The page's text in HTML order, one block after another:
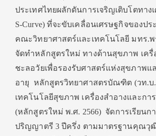
ประเทศไทยผลักดันการเจริญเติบโตทาง
S-Curve) ที่จะขับเคลื่อนเศรษฐกิจของปร
คณะวิทยาศาสตร์และเทคโนโลยี มทร.
จัดทำหลักสูตรใหม่ ทางด้านสุขภาพ เครื่
ชะลอวัยเพื่อรองรับศาสตร์แห่งสุขภาพแ
อายุ หลักสูตรวิทยาศาสตรบัณฑิต (วท.บ
เทคโนโลยีสุขภาพ เครื่องสำอางและกา
(หลักสูตรใหม่ พ.ศ. 2566) จัดการเรียนก
ปริญญาตรี 3 ปีครึ่ง ตามมาตรฐานคุณวุ